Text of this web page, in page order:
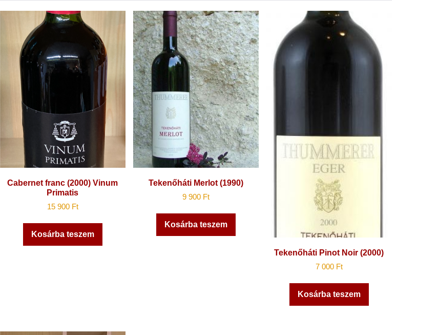
Cabernet franc (2000) Vinum
Primatis
15 900 Ft
Kosárba teszem
Tekenőháti Merlot (1990)
9 900 Ft
Kosárba teszem
Tekenőháti Pinot Noir (2000)
7 000 Ft
Kosárba teszem